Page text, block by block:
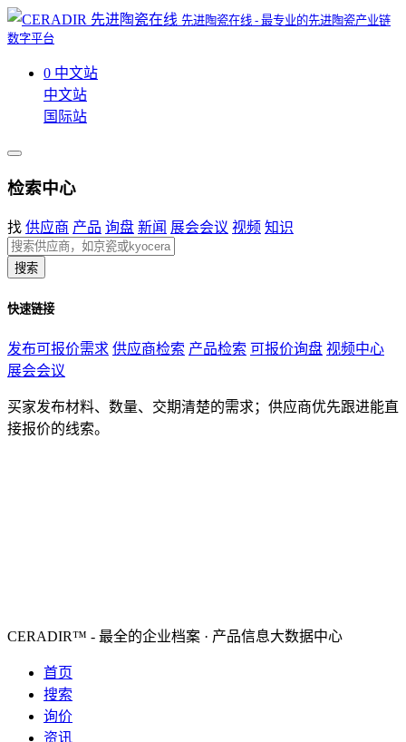
先进陶瓷在线 - 最专业的先进陶瓷产业链
数字平台
0 中文站
中文站
国际站
检索中心
找 供应商 产品 询盘 新闻 展会会议 视频 知识
搜索
快速链接
发布可报价需求 供应商检索 产品检索 可报价询盘 视频中心
展会会议
买家发布材料、数量、交期清楚的需求；供应商优先跟进能直
接报价的线索。
CERADIR™ - 最全的企业档案 · 产品信息大数据中心
首页
搜索
询价
资讯